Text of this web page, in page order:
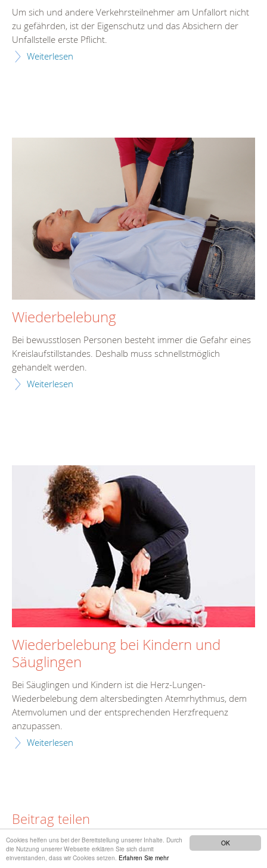
OK
Cookies helfen uns bei der Bereitstellung unserer Inhalte. Durch
die Nutzung unserer Webseite erklären Sie sich damit
einverstanden, dass wir Cookies setzen. Erfahren Sie mehr
Um sich und andere Verkehrsteilnehmer am Unfallort nicht
zu gefährden, ist der Eigenschutz und das Absichern der
Unfallstelle erste Pflicht.
Weiterlesen
Wiederbelebung
Bei bewusstlosen Personen besteht immer die Gefahr eines
Kreislaufstillstandes. Deshalb muss schnellstmöglich
gehandelt werden.
Weiterlesen
Wiederbelebung bei Kindern und
Säuglingen
Bei Säuglingen und Kindern ist die Herz-Lungen-
Wiederbelebung dem altersbedingten Atemrhythmus, dem
Atemvolumen und der entsprechenden Herzfrequenz
anzupassen.
Weiterlesen
Beitrag teilen